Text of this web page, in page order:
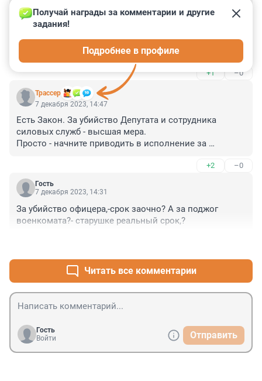
7 декабря 2023, 15:57
Кто? кто? - Россию развалил?
Кто? Кто? - русских разорил?
Это он, это он Ленинградский покемон......
+1 –0
Трассер
Получай награды за комментарии и другие
задания!
Подробнее в профиле
7 декабря 2023, 14:47
Есть Закон. За убийство Депутата и сотрудника
силовых служб - высшая мера.
Просто - начните приводить в исполнение за
+2 –0
Гость
7 декабря 2023, 14:31
За убийство офицера,-срок заочно? А за поджог
военкомата?- старушке реальный срок,?
Читать все комментарии
Гость
Войти
Отправить